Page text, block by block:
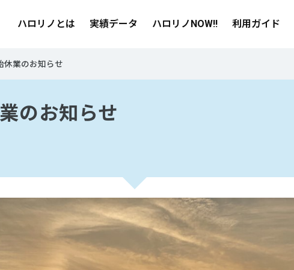
ハロリノとは 実績データ ハロリノNOW!! 利用ガイド
休業のお知らせ
のお知らせ